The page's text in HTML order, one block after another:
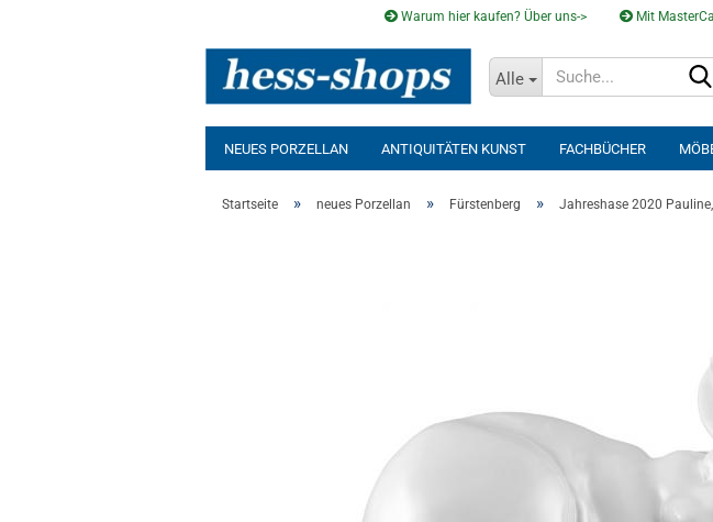
Warum hier kaufen? Über uns-> Mit
Alle
NEUES PORZELLAN ANTIQUITÄTEN KUNST FACHBÜCHER
Startseite » neues Porzellan » Fürstenberg » Jahreshase 2020